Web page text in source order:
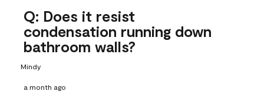
Q: Does it resist
condensation running down
bathroom walls?
Mindy
a month ago